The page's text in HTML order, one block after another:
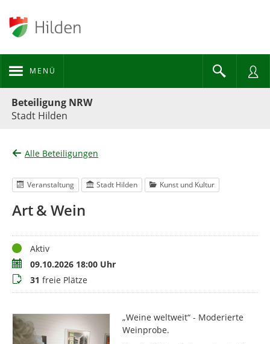
MENÜ
Beteiligung NRW
Stadt Hilden
Alle Beteiligungen
Veranstaltung Stadt Hilden Kunst und Kultur
Art & Wein
StatusAktiv
Termin09.10.2026 18:00 Uhr
Buchungsstatus
31 freie Plätze
„Weine weltweit“ - Moderierte
Weinprobe.